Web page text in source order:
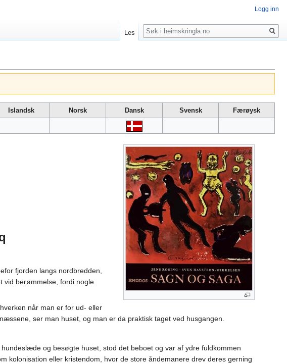
Islandsk Norsk Dansk Svensk
Færøysk
fjorden langs nordbredden,
vid berømmelse, fordi nogle
når man er for ud- eller
ser man huset, og man er da praktisk taget ved husgangen.
og besøgte huset, stod det beboet og var af ydre fuldkommen
kolonisation eller kristendom, hvor de store åndemanere drev deres gerning
Logg inn
Les
Søk